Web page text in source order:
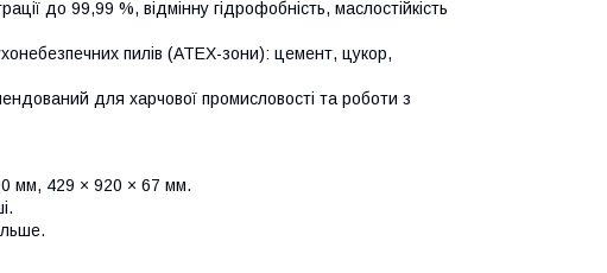
до 99,99 %, відмінну гідрофобність, маслостійкість
пилів (ATEX-зони): цемент, цукор,
для харчової промисловості та роботи з
мм, 429 × 920 × 67 мм.